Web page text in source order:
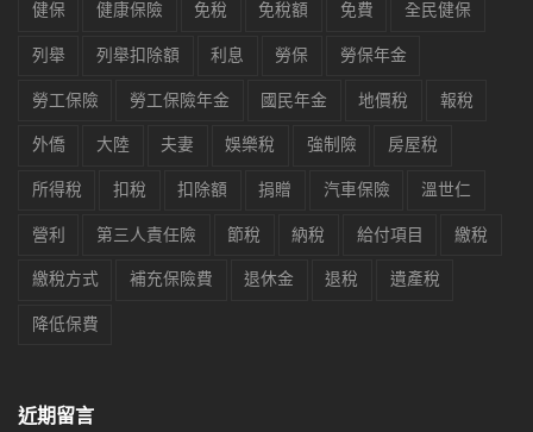
健保 健康保險 免稅 免稅額 免費 全民健保
列舉 列舉扣除額 利息 勞保 勞保年金
勞工保險 勞工保險年金 國民年金 地價稅 報稅
外僑 大陸 夫妻 娛樂稅 強制險 房屋稅
所得稅 扣稅 扣除額 捐贈 汽車保險 溫世仁
營利 第三人責任險 節稅 納稅 給付項目 繳稅
繳稅方式 補充保險費 退休金 退稅 遺產稅
降低保費
近期留言